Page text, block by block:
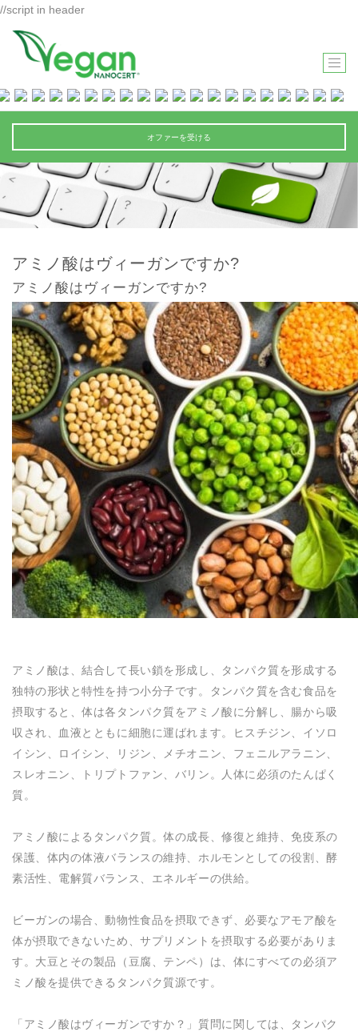
//script in header
T
O
G
G
L
N
A
V
T
I
O
N
オファーを受ける
アミノ酸はヴィーガンですか?
アミノ酸はヴィーガンですか?
アミノ酸は、結合して長い鎖を形成し、タンパク質を形成する
独特の形状と特性を持つ小分子です。タンパク質を含む食品を
摂取すると、体は各タンパク質をアミノ酸に分解し、腸から吸
収され、血液とともに細胞に運ばれます。ヒスチジン、イソロ
イシン、ロイシン、リジン、メチオニン、フェニルアラニン、
スレオニン、トリプトファン、バリン。人体に必須のたんぱく
質。
アミノ酸によるタンパク質。体の成長、修復と維持、免疫系の
保護、体内の体液バランスの維持、ホルモンとしての役割、酵
素活性、電解質バランス、エネルギーの供給。
ビーガンの場合、動物性食品を摂取できず、必要なアモア酸を
体が摂取できないため、サプリメントを摂取する必要がありま
す。大豆とその製品（豆腐、テンペ）は、体にすべての必須ア
ミノ酸を提供できるタンパク質源です。
「アミノ酸はヴィーガンですか？」質問に関しては、タンパク